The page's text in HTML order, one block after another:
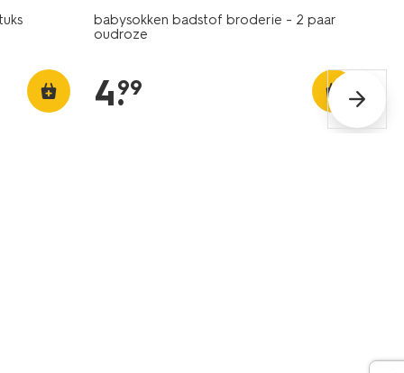
babysokken badstof broderie - 2 paar
oudroze
4.
99